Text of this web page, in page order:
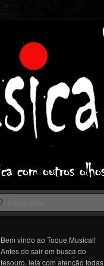
Bem vindo ao Toque Musical!
Antes de sair em busca do
tesouro, leia com atenção todas